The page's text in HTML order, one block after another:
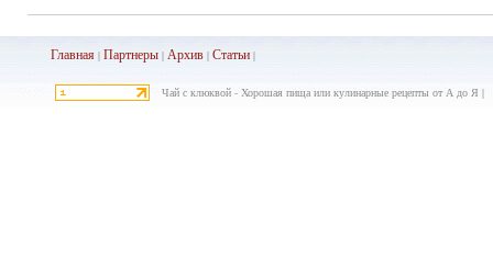
Главная |Партнеры |Архив |Статьи |
Чай с клюквой - Хорошая пища или кулинарные рецепты от А до Я |